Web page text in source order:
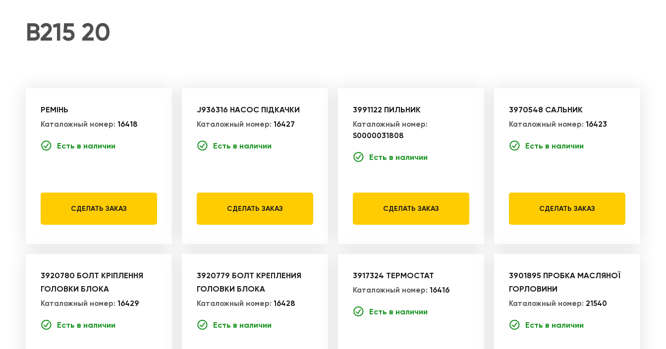
B215 20
РЕМІНЬ
Каталожный номер: 16418
Есть в наличии
СДЕЛАТЬ ЗАКАЗ
J936316 НАСОС ПІДКАЧКИ
Каталожный номер: 16427
Есть в наличии
СДЕЛАТЬ ЗАКАЗ
3991122 ПИЛЬНИК
Каталожный номер:
S0000031808
Есть в наличии
СДЕЛАТЬ ЗАКАЗ
3970548 САЛЬНИК
Каталожный номер: 16423
Есть в наличии
СДЕЛАТЬ ЗАКАЗ
3920780 БОЛТ КРІПЛЕННЯ
ГОЛОВКИ БЛОКА
Каталожный номер: 16429
Есть в наличии
3920779 БОЛТ КРЕПЛЕНИЯ
ГОЛОВКИ БЛОКА
Каталожный номер: 16428
Есть в наличии
3917324 ТЕРМОСТАТ
Каталожный номер: 16416
Есть в наличии
3901895 ПРОБКА МАСЛЯНОЇ
ГОРЛОВИНИ
Каталожный номер: 21540
Есть в наличии